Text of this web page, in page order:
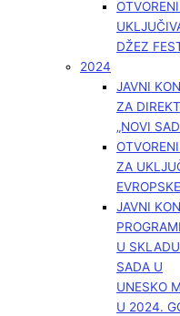
DŽEZ
2024
JAVNI
ZA
„NOVI
ZA
JAVNI
U
SADA U
UNESKO
U 2024.